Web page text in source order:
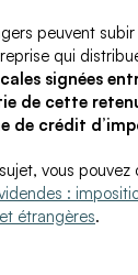
peuvent
qui
signées
de cette
de crédit
vous
:
étrangères.